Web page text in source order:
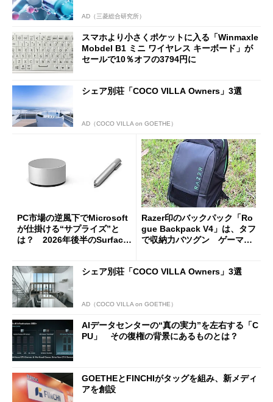
AD（三菱総合研究所）
スマホより小さくポケットに入る「Winmaxle
Mobdel B1 ミニ ワイヤレス キーボード」が
セールで10％オフの3794円に
シェア別荘「COCO VILLA Owners」3選
AD（COCO VILLA on GOETHE）
PC市場の逆風下でMicrosoft
が仕掛ける“サプライズ”と
は？ 2026年後半のSurface
Razer印のバックパック「Ro
gue Backpack V4」は、タフ
で収納力バツグン ゲーマー
シェア別荘「COCO VILLA Owners」3選
AD（COCO VILLA on GOETHE）
AIデータセンターの“真の実力”を左右する「C
PU」 その復権の背景にあるものとは？
GOETHEとFINCHIがタッグを組み、新メディ
アを創設